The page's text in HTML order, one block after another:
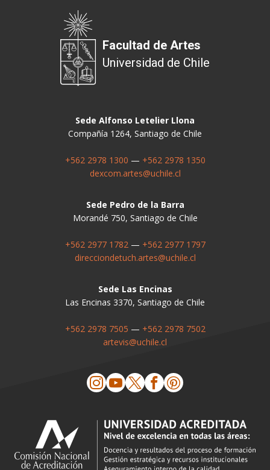
Facultad de Artes
Universidad de Chile
Sede Alfonso Letelier Llona
Compañía 1264, Santiago de Chile
+562 2978 1300 — +562 2978 1350
dexcom.artes@uchile.cl
Sede Pedro de la Barra
Morandé 750, Santiago de Chile
+562 2977 1782— +562 2977 1797
direcciondetuch.artes@uchile.cl
Sede Las Encinas
Las Encinas 3370, Santiago de Chile
+562 2978 7505 — +562 2978 7502
artevis@uchile.cl